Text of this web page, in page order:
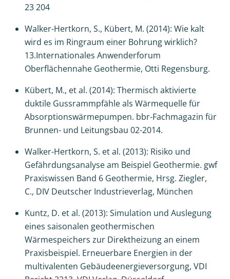
23 204
Walker-Hertkorn, S., Kübert, M. (2014): Wie kalt
wird es im Ringraum einer Bohrung wirklich?
13.Internationales Anwenderforum
Oberflächennahe Geothermie, Otti Regensburg.
Kübert, M., et al. (2014): Thermisch aktivierte
duktile Gussrammpfähle als Wärmequelle für
Absorptionswärmepumpen. bbr-Fachmagazin für
Brunnen- und Leitungsbau 02-2014.
Walker-Hertkorn, S. et al. (2013): Risiko und
Gefährdungsanalyse am Beispiel Geothermie. gwf
Praxiswissen Band 6 Geothermie, Hrsg. Ziegler,
C., DIV Deutscher Industrieverlag, München
Kuntz, D. et al. (2013): Simulation und Auslegung
eines saisonalen geothermischen
Wärmespeichers zur Direktheizung an einem
Praxisbeispiel. Erneuerbare Energien in der
multivalenten Gebäudeenergieversorgung, VDI